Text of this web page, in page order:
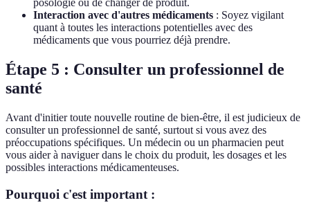
posologie ou de changer de produit.
Interaction avec d'autres médicaments : Soyez vigilant
quant à toutes les interactions potentielles avec des
médicaments que vous pourriez déjà prendre.
Étape 5 : Consulter un professionnel de
santé
Avant d'initier toute nouvelle routine de bien-être, il est judicieux de
consulter un professionnel de santé, surtout si vous avez des
préoccupations spécifiques. Un médecin ou un pharmacien peut
vous aider à naviguer dans le choix du produit, les dosages et les
possibles interactions médicamenteuses.
Pourquoi c'est important :